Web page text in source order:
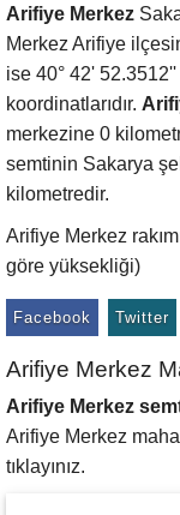
Arifiye Merkez
Merkez Arifiye
ise 40° 42'
koordinatlarıdır.
merkezine 0
semtinin Sakarya
kilometredir.
Arifiye Merkez
göre yüksekliği)
Facebook Twitter
Arifiye Merkez
Arifiye Merkez
Arifiye Merkez
tıklayınız.